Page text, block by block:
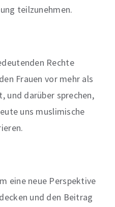
teilzunehmen.
Rechte
Frauen vor mehr als
und darüber sprechen,
uns muslimische
eine neue Perspektive
und den Beitrag